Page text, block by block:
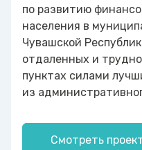
по развитию
населения в
Чувашской
отдаленных и
пунктах силами
из
Смотреть